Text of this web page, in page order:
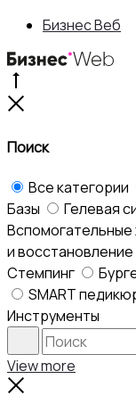
Бизнес Веб
Поиск
Все категории
Базы
Гелевая
Вспомогательные
и восстановление
Стемпинг
SMART
Инструменты
Search
View more